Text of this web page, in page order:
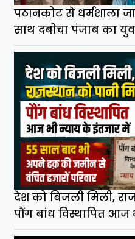
पठानकोट से धर्मशाला
साथ दबोचा पंजाब का
देश को बिजली मिली,
पौंग बांध विस्थापित